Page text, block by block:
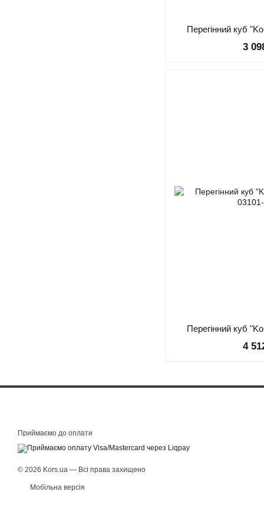
Перегінний куб
3
Перегінний куб
4
Приймаємо до оплати
© 2026 Kors.ua — Всі права захищено
Мобільна версія